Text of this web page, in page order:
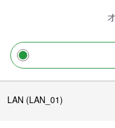
LAN (LAN_01)